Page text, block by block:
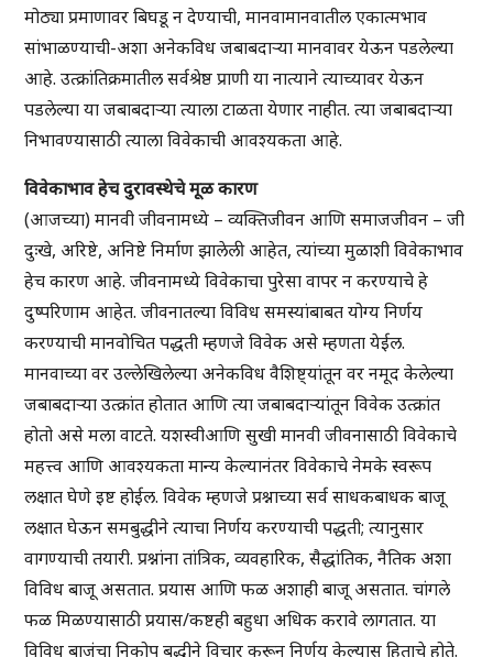
मोठ्या प्रमाणावर बिघडू न देण्याची, मानवामानवातील एकात्मभाव
सांभाळण्याची-अशा अनेकविध जबाबदाऱ्या मानवावर येऊन पडलेल्या
आहे. उत्क्रांतिक्रमातील सर्वश्रेष्ठ प्राणी या नात्याने त्याच्यावर येऊन
पडलेल्या या जबाबदाऱ्या त्याला टाळता येणार नाहीत. त्या जबाबदाऱ्या
निभावण्यासाठी त्याला विवेकाची आवश्यकता आहे.
विवेकाभाव हेच दुरावस्थेचे मूळ कारण
(आजच्या) मानवी जीवनामध्ये – व्यक्तिजीवन आणि समाजजीवन – जी
दुःखे, अरिष्टे, अनिष्टे निर्माण झालेली आहेत, त्यांच्या मुळाशी विवेकाभाव
हेच कारण आहे. जीवनामध्ये विवेकाचा पुरेसा वापर न करण्याचे हे
दुष्परिणाम आहेत. जीवनातल्या विविध समस्यांबाबत योग्य निर्णय
करण्याची मानवोचित पद्धती म्हणजे विवेक असे म्हणता येईल.
मानवाच्या वर उल्लेखिलेल्या अनेकविध वैशिष्ट्यांतून वर नमूद केलेल्या
जबाबदाऱ्या उत्क्रांत होतात आणि त्या जबाबदाऱ्यांतून विवेक उत्क्रांत
होतो असे मला वाटते. यशस्वीआणि सुखी मानवी जीवनासाठी विवेकाचे
महत्त्व आणि आवश्यकता मान्य केल्यानंतर विवेकाचे नेमके स्वरूप
लक्षात घेणे इष्ट होईल. विवेक म्हणजे प्रश्नाच्या सर्व साधकबाधक बाजू
लक्षात घेऊन समबुद्धीने त्याचा निर्णय करण्याची पद्धती; त्यानुसार
वागण्याची तयारी. प्रश्नांना तांत्रिक, व्यवहारिक, सैद्धांतिक, नैतिक अशा
विविध बाजू असतात. प्रयास आणि फळ अशाही बाजू असतात. चांगले
फळ मिळण्यासाठी प्रयास/कष्टही बहुधा अधिक करावे लागतात. या
विविध बाजूंचा निकोप बुद्धीने विचार करून निर्णय केल्यास हिताचे होते.